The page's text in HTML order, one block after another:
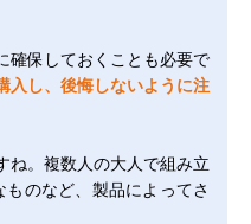
確保しておくことも必要で
入し、後悔しないように注
ね。複数人の大人で組み立
のなど、製品によってさ